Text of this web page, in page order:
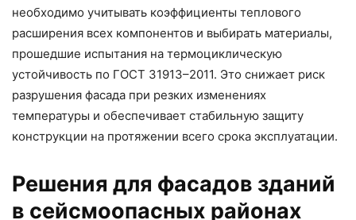
необходимо учитывать коэффициенты теплового
расширения всех компонентов и выбирать материалы,
прошедшие испытания на термоциклическую
устойчивость по ГОСТ 31913–2011. Это снижает риск
разрушения фасада при резких изменениях
температуры и обеспечивает стабильную защиту
конструкции на протяжении всего срока эксплуатации.
Решения для фасадов зданий
в сейсмоопасных районах